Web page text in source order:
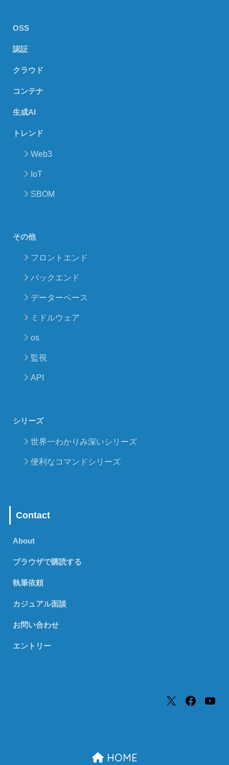
OSS
認証
クラウド
コンテナ
生成AI
トレンド
Web3
IoT
SBOM
その他
フロントエンド
バックエンド
データーベース
ミドルウェア
os
監視
API
シリーズ
世界一わかりみ深いシリーズ
便利なコマンドシリーズ
Contact
About
ブラウザで購読する
執筆依頼
カジュアル面談
お問い合わせ
エントリー
HOME